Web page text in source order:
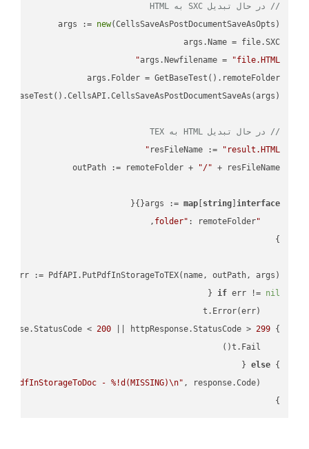
// در حال تبدیل SXC به HTML
args := new
args.Newfilename =
"file.HTML"
// در حال تبدیل HTML به TEX
resFileName :=
"result.HTML"
outPath := remoteFolder +
"/"
args := map[ string] interface
"folder"
err := PdfAPI.PutPdfInStorageToTEX(name, outPath, args)
if err != nil
}
< 200 || httpResponse.StatusCode > 299
}
else
- %!d(MISSING)\n"
}